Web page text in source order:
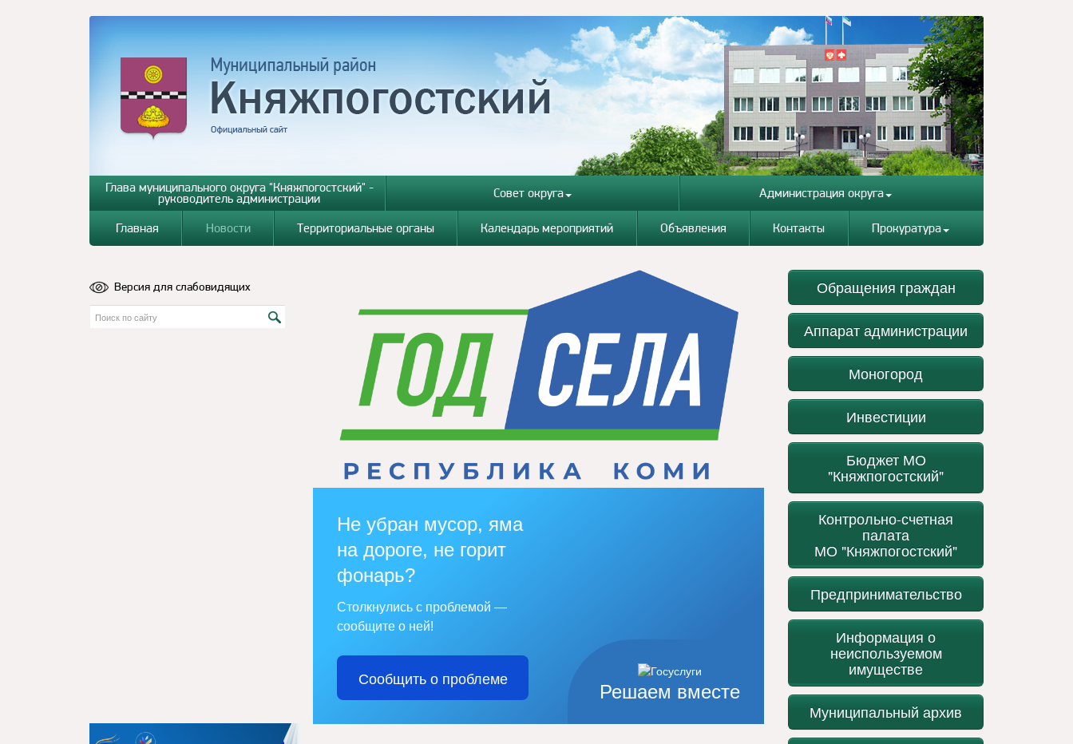
Глава муниципального округа "Княжпогостский" -
руководитель администрации Совет округа Администрация округа
Главная Новости Территориальные органы Календарь мероприятий Объявления Контакты Прокуратура
Версия для слабовидящих
Решаем вместе
Не убран мусор, яма
на дороге, не горит
фонарь?
Столкнулись с проблемой —
сообщите о ней!
Сообщить о проблеме
Обращения граждан
Аппарат администрации
Моногород
Инвестиции
Бюджет МО
"Княжпогостский"
Контрольно-счетная
палата
МО "Княжпогостский"
Предпринимательство
Информация о
неиспользуемом
имуществе
Муниципальный архив